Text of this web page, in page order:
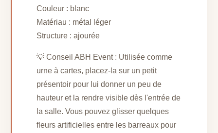
Couleur : blanc
Matériau : métal léger
Structure : ajourée
💡 Conseil ABH Event : Utilisée comme
urne à cartes, placez-la sur un petit
présentoir pour lui donner un peu de
hauteur et la rendre visible dès l'entrée de
la salle. Vous pouvez glisser quelques
fleurs artificielles entre les barreaux pour